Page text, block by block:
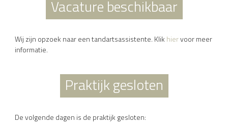
Vacature beschikbaar
Wij zijn opzoek naar een tandartsassistente. Klik hiervoor meer
informatie.
Praktijk gesloten
De volgende dagen is de praktijk gesloten: